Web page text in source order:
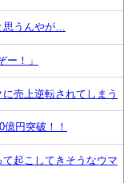
思うんやが…
ー！」
売上逆転されてしまう
億円突破！！
て起こしてきそうなウマ